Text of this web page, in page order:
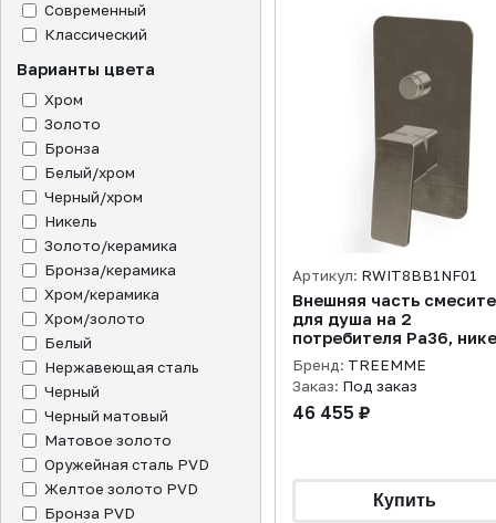
Современный
Классический
Варианты цвета
Хром
Золото
Бронза
Белый/хром
Черный/хром
Никель
Золото/керамика
Бронза/керамика
Хром/керамика
Хром/золото
Белый
Нержавеющая сталь
Черный
Черный матовый
Матовое золото
Оружейная сталь PVD
Желтое золото PVD
Бронза PVD
Артикул: RWIT8BB1NF01
Внешняя часть
для душа на 2
потребителя Pa36,
брашированный
Бренд: TREEMME
Заказ: Под заказ
46 455 ₽